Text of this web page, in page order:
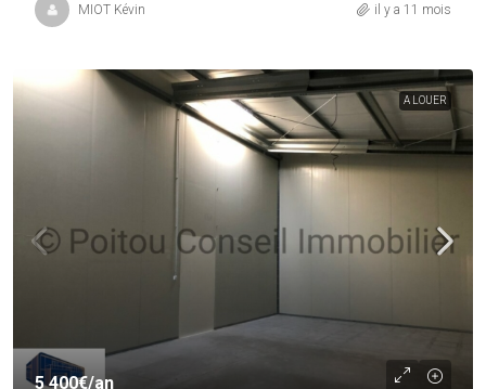
MIOT Kévin il y a 11 mois
A LOUER
5 400€/an